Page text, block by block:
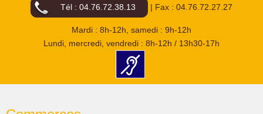
Tél : 04.76.72.38.13 | Fax : 04.76.72.27.27
Mardi : 8h-12h, samedi : 9h-12h
Lundi, mercredi, vendredi : 8h-12h / 13h30-17h